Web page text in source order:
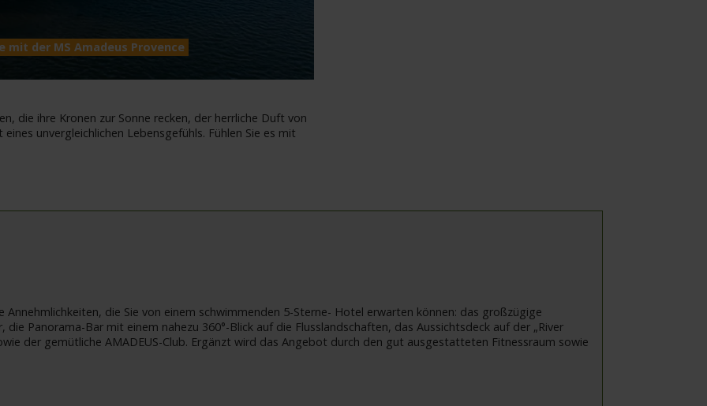
mit der MS Amadeus Provence
die ihre Kronen zur Sonne recken, der herrliche Duft von
unvergleichlichen Lebensgefühls. Fühlen Sie es mit
Annehmlichkeiten, die Sie von einem schwimmenden 5-Sterne- Hotel erwarten können: das großzügige
Panorama-Bar mit einem nahezu 360°-Blick auf die Flusslandschaften, das Aussichtsdeck auf der „River
der gemütliche AMADEUS-Club. Ergänzt wird das Angebot durch den gut ausgestatteten Fitnessraum sowie